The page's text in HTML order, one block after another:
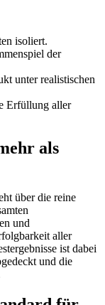
isoliert.
der
unter realistischen
Erfüllung aller
als
über die reine
und
aller
ist dabei
und die